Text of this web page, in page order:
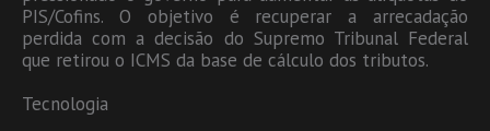
PIS/Cofins. O objetivo é recuperar a arrecadação
perdida com a decisão do Supremo Tribunal Federal
que retirou o ICMS da base de cálculo dos tributos.
Tecnologia